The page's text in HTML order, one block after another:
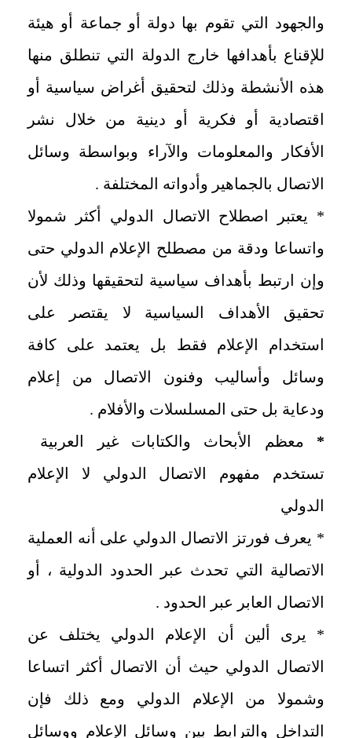
والجهود التي تقوم بها دولة أو جماعة أو هيئة
للإقناع بأهدافها خارج الدولة التي تنطلق منها
هذه الأنشطة وذلك لتحقيق أغراض سياسية أو
اقتصادية أو فكرية أو دينية من خلال نشر
الأفكار والمعلومات والآراء وبواسطة وسائل
الاتصال بالجماهير وأدواته المختلفة .
* يعتبر اصطلاح الاتصال الدولي أكثر شمولا
واتساعا ودقة من مصطلح الإعلام الدولي حتى
وإن ارتبط بأهداف سياسية لتحقيقها وذلك لأن
تحقيق الأهداف السياسية لا يقتصر على
استخدام الإعلام فقط بل يعتمد على كافة
وسائل وأساليب وفنون الاتصال من إعلام
ودعاية بل حتى المسلسلات والأفلام .
* معظم الأبحاث والكتابات غير العربية
تستخدم مفهوم الاتصال الدولي لا الإعلام
الدولي
* يعرف فورتز الاتصال الدولي على أنه العملية
الاتصالية التي تحدث عبر الحدود الدولية ، أو
الاتصال العابر عبر الحدود .
* يرى ألين أن الإعلام الدولي يختلف عن
الاتصال الدولي حيث أن الاتصال أكثر اتساعا
وشمولا من الإعلام الدولي ومع ذلك فإن
التداخل والترابط بين وسائل الإعلام ووسائل